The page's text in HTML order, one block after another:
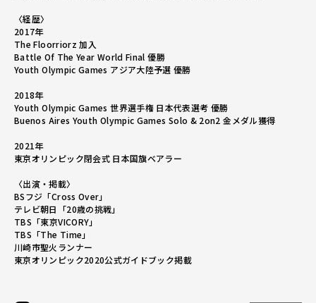
〈経歴〉
2017年
The Floorriorz 加入
Battle Of The Year World Final 優勝
Youth Olympic Games アジア大陸予選 優勝
2018年
Youth Olympic Games 世界選手権 日本代表選考 優勝
Buenos Aires Youth Olympic Games Solo & 2on2 金メダル獲得
2021年
東京オリンピック閉会式 日本国旗ベアラー
〈出演・掲載〉
BSフジ「Cross Over」
テレビ朝日「20歳の挑戦」
TBS「東京VICORY」
TBS「The Time」
川崎市聖火ランナー
東京オリンピック2020公式ガイドブック掲載